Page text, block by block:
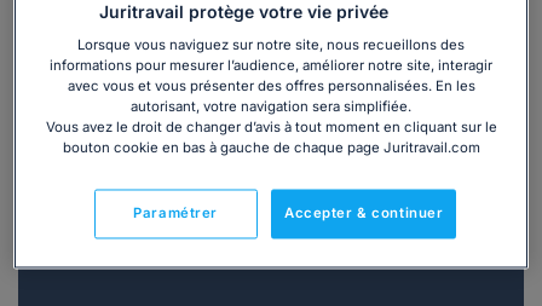
Vous souhaitez une consultation par
téléphone ?
ou appelez le 01 75 75 42 33
(8h à 21h du lundi au
Juritravail protège votre vie privée
Lorsque vous naviguez sur notre site, nous recueillons des
informations pour mesurer l’audience, améliorer notre site, interagir
avec vous et vous présenter des offres personnalisées. En les
autorisant, votre navigation sera simplifiée.
Vous avez le droit de changer d’avis à tout moment en cliquant sur le
bouton cookie en bas à gauche de chaque page Juritravail.com
Accepter & continuer
Paramétrer